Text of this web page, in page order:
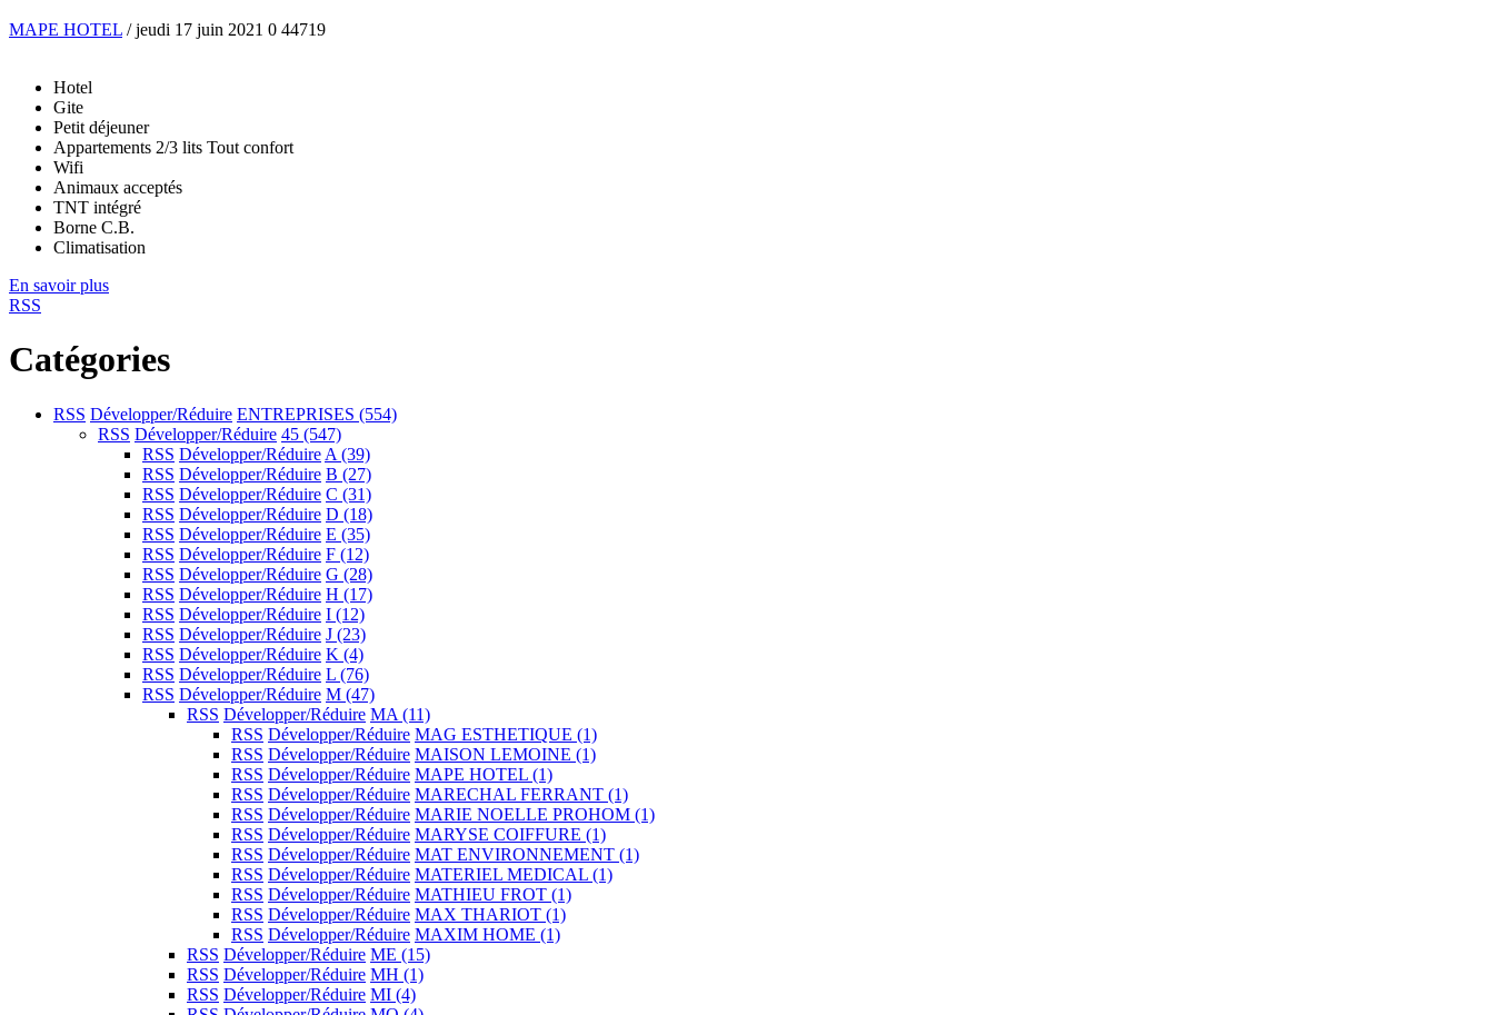
MAPE HOTEL / jeudi 17 juin 2021 0 44719
Hotel
Gite
Petit déjeuner
Appartements 2/3 lits Tout confort
Wifi
Animaux acceptés
TNT intégré
Borne C.B.
Climatisation
En savoir plus
RSS
Catégories
RSS Développer/Réduire ENTREPRISES (554)
RSS Développer/Réduire 45 (547)
RSS Développer/Réduire A (39)
RSS Développer/Réduire B (27)
RSS Développer/Réduire C (31)
RSS Développer/Réduire D (18)
RSS Développer/Réduire E (35)
RSS Développer/Réduire F (12)
RSS Développer/Réduire G (28)
RSS Développer/Réduire H (17)
RSS Développer/Réduire I (12)
RSS Développer/Réduire J (23)
RSS Développer/Réduire K (4)
RSS Développer/Réduire L (76)
RSS Développer/Réduire M (47)
RSS Développer/Réduire MA (11)
RSS Développer/Réduire MAG ESTHETIQUE (1)
RSS Développer/Réduire MAISON LEMOINE (1)
RSS Développer/Réduire MAPE HOTEL (1)
RSS Développer/Réduire MARECHAL FERRANT (1)
RSS Développer/Réduire MARIE NOELLE PROHOM (1)
RSS Développer/Réduire MARYSE COIFFURE (1)
RSS Développer/Réduire MAT ENVIRONNEMENT (1)
RSS Développer/Réduire MATERIEL MEDICAL (1)
RSS Développer/Réduire MATHIEU FROT (1)
RSS Développer/Réduire MAX THARIOT (1)
RSS Développer/Réduire MAXIM HOME (1)
RSS Développer/Réduire ME (15)
RSS Développer/Réduire MH (1)
RSS Développer/Réduire MI (4)